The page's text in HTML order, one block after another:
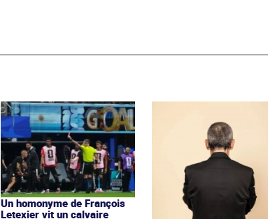
Un homonyme de François
Letexier vit un calvaire
depuis Argentine-Égypte